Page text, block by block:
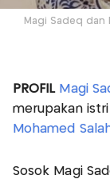
Magi Sadeq dan
PROFIL Magi
merupakan
Mohamed
Sosok Magi